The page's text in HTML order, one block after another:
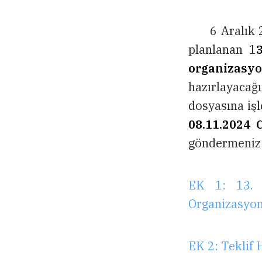
6 Aralık
planlanan 1
dosyasına
08.11.2024
EK 1: 13.
EK 2: Teklif